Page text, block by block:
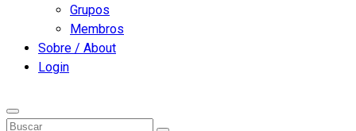
Grupos
Membros
Sobre / About
Login